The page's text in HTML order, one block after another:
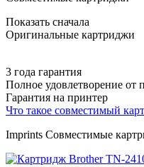
Показать сначала
Оригинальные картриджи
3 года гарантия
Полное удовлетворение от
Гарантия на принтер
Что такое совместимый
Imprints Совместимые